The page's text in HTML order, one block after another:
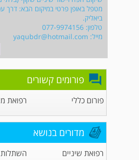
ביאליק.
טלפון: 077-9974156
מייל: yaqubdr@hotmail.com
פורומים קשורים
פורום כללי רפואת
מדורים בנושא
רפואת שיניים
השתלות